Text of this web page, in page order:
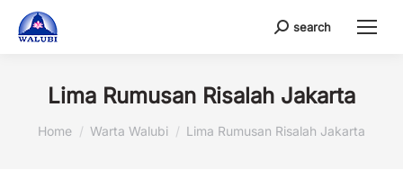
Search:
search
Lima Rumusan Risalah Jakarta
You are here:
Home Warta Walubi Lima Rumusan Risalah Jakarta